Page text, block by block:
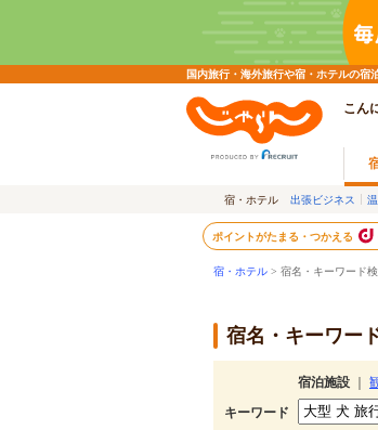
国内旅行・海外旅行や宿・ホテルの
こん
宿・ホテル 出張ビジネス
ポイントがたまる・つかえる
宿・ホテル > 宿名・キーワード
宿名・キーワー
宿泊施設
キーワード